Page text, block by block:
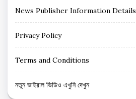
News Publisher Information Details
Privacy Policy
Terms and Conditions
নতুন ভাইরাল ভিডিও এখুনি দেখুন